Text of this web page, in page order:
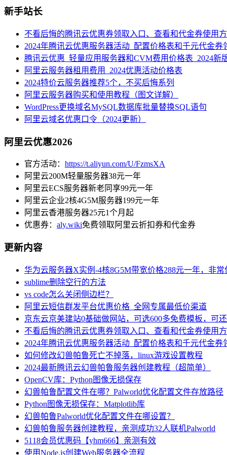
新手站长
不看后悔的腾讯云优惠券领取入口、查看和代金券使用
2024年腾讯云优惠服务器活动_配置价格表和千元代金券
腾讯云优惠_轻量应用服务器和CVM费用价格表_2024新
阿里云服务器租用费用_2024优惠活动价格表
2024特价云服务器推荐5个，不买后悔系列
阿里云服务器购买和使用教程（图文详解）
WordPress更换域名MySQL数据库批量替换SQL语句
阿里云域名优惠口令（2024更新）
阿里云优惠2026
官方活动： https://t.aliyun.com/U/FzmsXA
阿里云200M轻量服务器38元一年
阿里云ECS服务器新老同享99元一年
阿里云企业2核4G5M服务器199元一年
阿里云香港服务器25元1个月起
优惠券： aly.wiki免费领取阿里云折扣券和代金券
更新内容
华为云服务器X实例-4核8G5M带宽价格288元一年，非常
sublime删除空行的方法
vs code怎么关闭侧边栏？
阿里云短信群发平台优惠价格_全网专属最低价渠道
京东云京美建站0基础做网站，可选600多免费模板，可还
不看后悔的腾讯云优惠券领取入口、查看和代金券使用
2024年腾讯云优惠服务器活动_配置价格表和千元代金券
如何修改幻兽帕鲁死亡不掉落，linux游戏设置教程
2024最新腾讯云幻兽帕鲁服务器创建教程（超简单）
OpenCV库：Python图像无损保存
幻兽帕鲁配置文件在哪？Palworld优化配置文件存放路径
Python图像无损保存：Matplotlib库
幻兽帕鲁Palworld优化配置文件在哪设置？
幻兽帕鲁服务器创建教程，亲测成功32人联机Palworld
5118会员优惠码【yhm666】亲测有效
使用Node.js创建Web服务器全流程